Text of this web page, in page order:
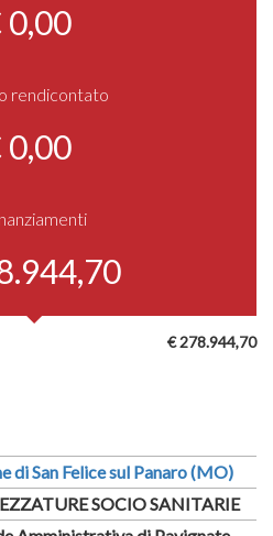
0,00
rendicontato
0,00
€ 278.944,70
di San Felice sul Panaro (MO)
SOCIO SANITARIE